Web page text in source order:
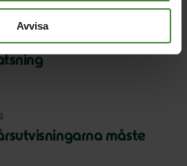
Avvisa
rabatter räcker inte –
en riktig
måste